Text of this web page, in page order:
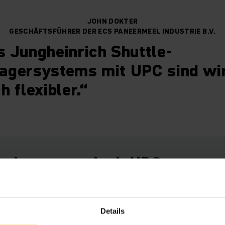
Details
JOHN DOKTER
GESCHÄFTSFÜHRER DER ECS PANEERMEEL INDUSTRIE B.V.
Jungheinrich Shuttle-
mit UPC sind
flexibler.“
Lagerung dank UPC
und Shuttle bietet dagegen zahlreiche Vorteile.